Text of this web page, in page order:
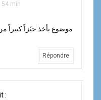
54 min
موضوع يأخذ حيّزاً كبيراً
Répondre
: